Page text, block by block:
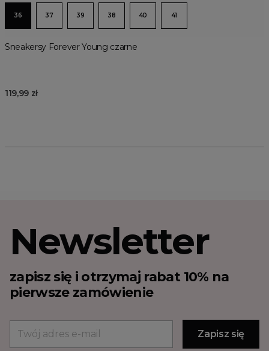
36 37 39 38 40 41
Sneakersy Forever Young czarne
119,99 zł
Newsletter
zapisz się i otrzymaj rabat 10% na
pierwsze zamówienie